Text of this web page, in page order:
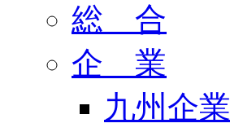
総 合
企 業
九州企業